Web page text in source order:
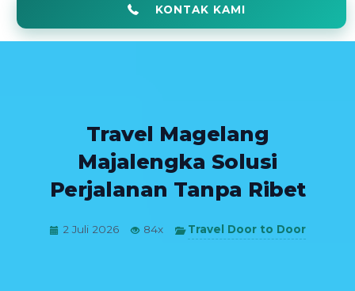
KONTAK KAMI
Travel Magelang
Majalengka Solusi
Perjalanan Tanpa Ribet
2 Juli 2026 84x Travel Door to Door